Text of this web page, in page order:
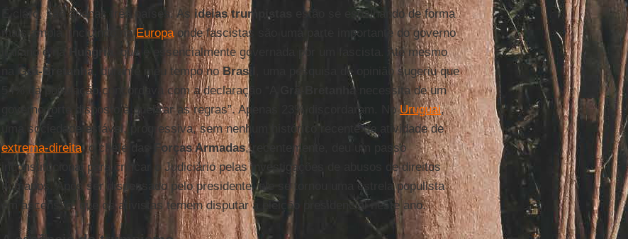
É claro, são apenas três países. As ideias trumpistas
estão se espalhando de forma
mais ampla, incluindo naEuropaonde fascistas são uma parte importante do governo
italiano e na Hungria
, que é essencialmente governada por um fascista. Até mesmo
Grã-Bretanha , durante meu tempo noBrasil
, uma pesquisa de opinião sugeriu que
54% da população concordava com a declaração “A
Grã-Bretanhanecessita de um
governo forte disposto à quebrar as regras”. Apenas 23% discordaram. NoUruguai,
uma sociedade estável, progressiva, sem nenhum histórico recente de atividade de
extrema-direita, o chefe das Forças Armadas, recentemente, deu um passo
inconstitucional para criticar o Judiciário pelas investigações de abusos de direitos
humanos. Após ser dispensado pelo presidente, ele se tornou uma estrela populista
em ascensão, que os ativistas temem disputar a eleição presidencial neste ano.